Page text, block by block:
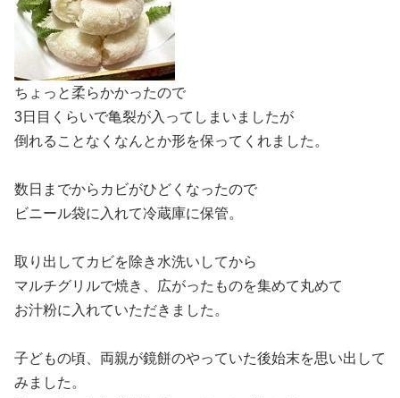
ちょっと柔らかかったので
3日目くらいで亀裂が入ってしまいましたが
倒れることなくなんとか形を保ってくれました。
数日までからカビがひどくなったので
ビニール袋に入れて冷蔵庫に保管。
取り出してカビを除き水洗いしてから
マルチグリルで焼き、広がったものを集めて丸めて
お汁粉に入れていただきました。
子どもの頃、両親が鏡餅のやっていた後始末を思い出して
みました。